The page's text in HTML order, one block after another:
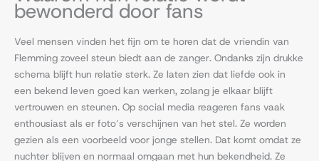
bewonderd door fans
Veel mensen vinden het fijn om te horen dat de vriendin van
Flemming zoveel steun biedt aan de zanger. Ondanks zijn drukke
schema blijft hun relatie sterk. Ze laten zien dat liefde ook in
een bekend leven goed kan werken, zolang je elkaar blijft
vertrouwen en steunen. Op social media reageren fans vaak
enthousiast als er foto’s verschijnen van het stel. Ze worden
gezien als een voorbeeld voor jonge stellen. Dat komt omdat ze
nuchter blijven en normaal omgaan met hun bekendheid. Ze